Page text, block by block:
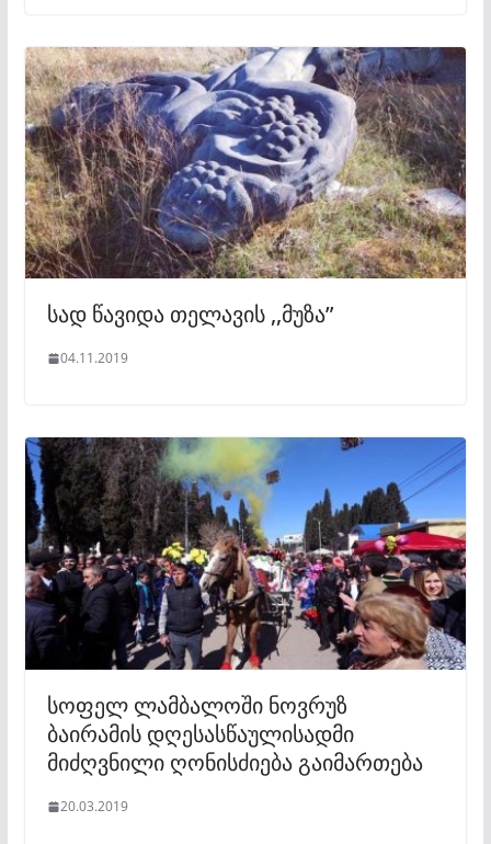
სად წავიდა თელავის ,,მუზა”
04.11.2019
სოფელ ლამბალოში ნოვრუზ
ბაირამის დღესასწაულისადმი
მიძღვნილი ღონისძიება გაიმართება
20.03.2019